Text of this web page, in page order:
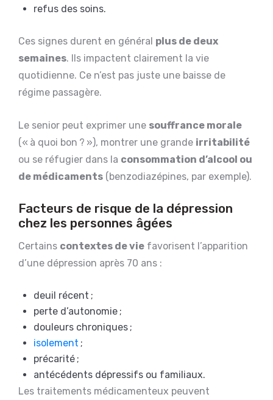
refus des soins.
Ces signes durent en général plus de deux
semaines. Ils impactent clairement la vie
quotidienne. Ce n’est pas juste une baisse de
régime passagère.
Le senior peut exprimer une souffrance morale
(« à quoi bon ? »), montrer une grande irritabilité
ou se réfugier dans la consommation d’alcool ou
de médicaments (benzodiazépines, par exemple).
Facteurs de risque de la dépression
chez les personnes âgées
Certains contextes de vie favorisent l’apparition
d’une dépression après 70 ans :
deuil récent ;
perte d’autonomie ;
douleurs chroniques ;
isolement ;
précarité ;
antécédents dépressifs ou familiaux.
Les traitements médicamenteux peuvent